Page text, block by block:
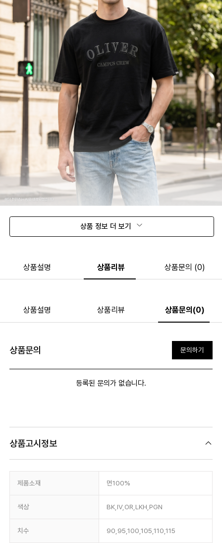
상품 정보 더 보기
상품설명 상품리뷰 상품문의 (0)
상품설명 상품리뷰 상품문의(0)
상품문의 문의하기
등록된 문의가 없습니다.
상품고시정보
제품소재 면100%
색상 BK,IV,OR,LKH,PGN
치수 90,95,100,105,110,115